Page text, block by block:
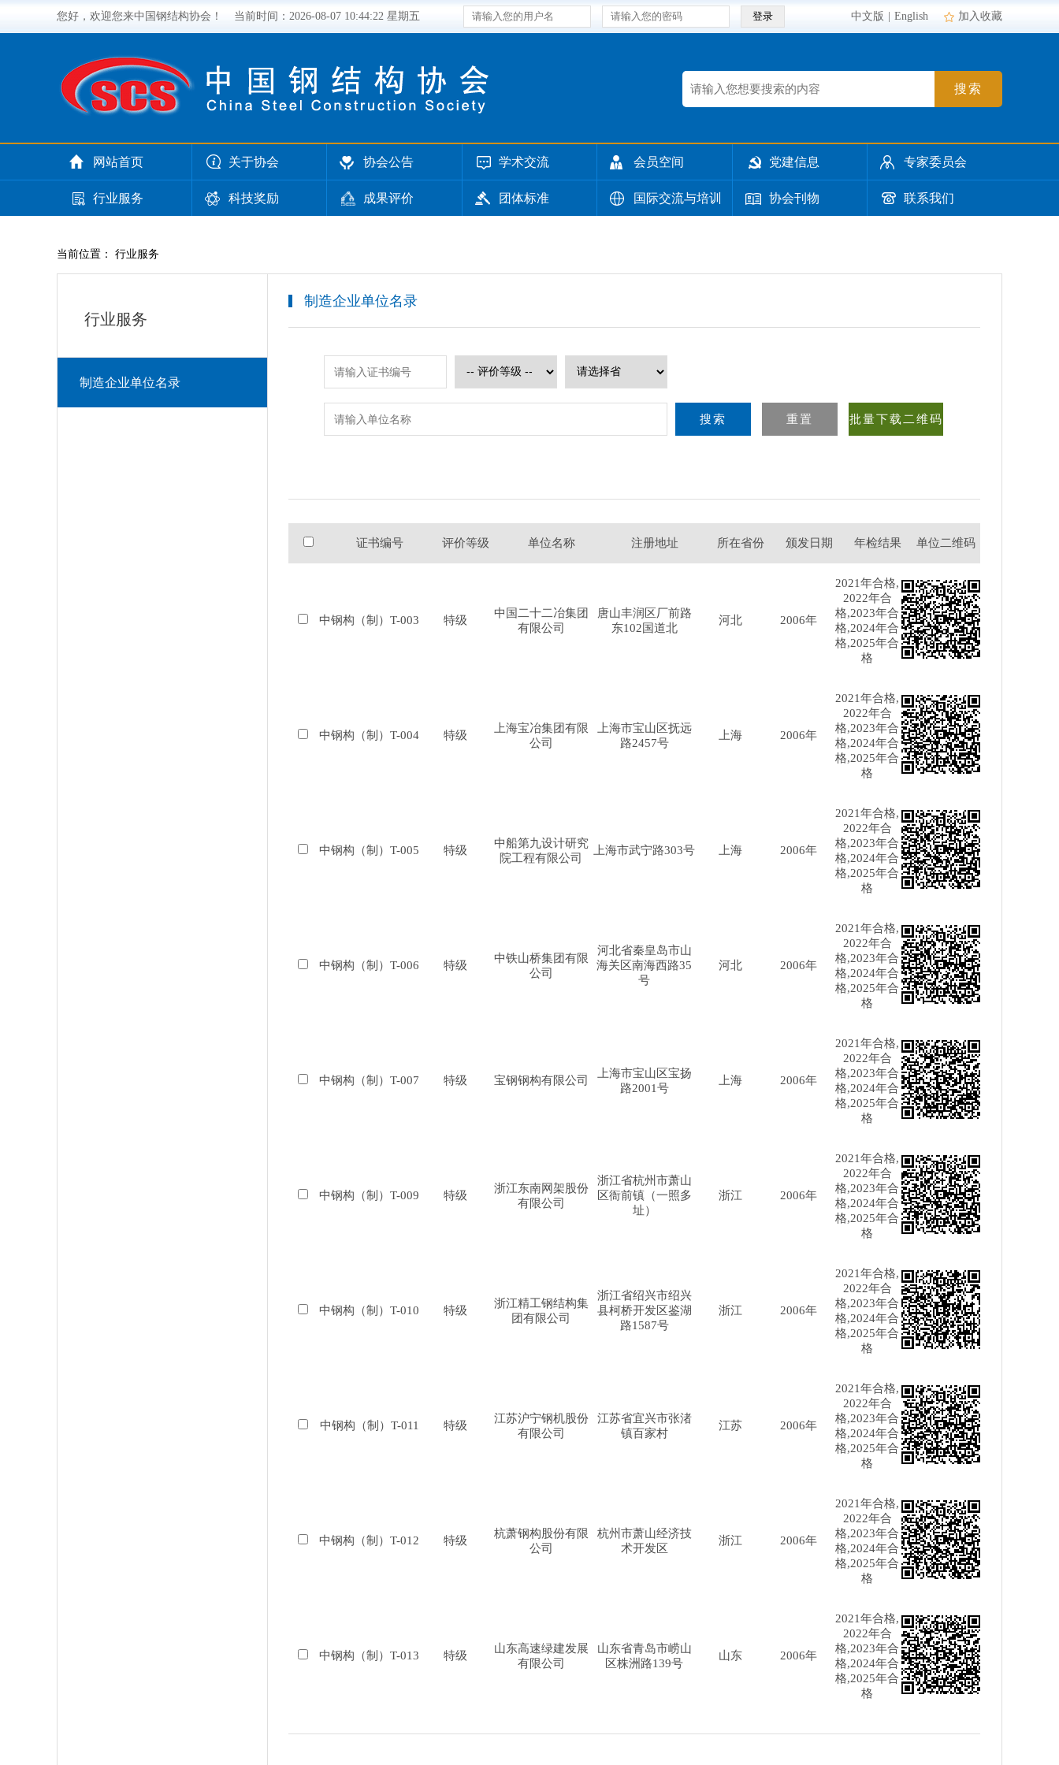
您好，欢迎您来中国钢结构协会！ 当前时间： 2026-08-07 10:44:23 星期五 登录 中文版 English 加入收藏
搜索
网站首页 关于协会 协会公告 学术交流 会员空间 党建信息 专家委员会
行业服务 科技奖励 成果评价 团体标准 国际交流与培训 协会刊物 联系我们
当前位置： 行业服务
行业服务
制造企业单位名录
制造企业单位名录
证书编号 评价等级 单位名称 注册地址 所在省份 颁发日期 年检结果 单位二维码
中钢构（制）T-003 特级
中国二十二冶集团
有限公司
唐山丰润区厂前路
东102国道北
河北 2006年
2021年合格,
2022年合
格,2023年合
格,2024年合
格,2025年合
格
中钢构（制）T-004 特级
上海宝冶集团有限
公司
上海市宝山区抚远
路2457号
上海 2006年
2021年合格,
2022年合
格,2023年合
格,2024年合
格,2025年合
格
中钢构（制）T-005 特级
中船第九设计研究
院工程有限公司
上海市武宁路303号 上海 2006年
2021年合格,
2022年合
格,2023年合
格,2024年合
格,2025年合
格
中钢构（制）T-006 特级
中铁山桥集团有限
公司
河北省秦皇岛市山
海关区南海西路35
号
河北 2006年
2021年合格,
2022年合
格,2023年合
格,2024年合
格,2025年合
格
中钢构（制）T-007 特级 宝钢钢构有限公司
上海市宝山区宝扬
路2001号
上海 2006年
2021年合格,
2022年合
格,2023年合
格,2024年合
格,2025年合
格
中钢构（制）T-009 特级
浙江东南网架股份
有限公司
浙江省杭州市萧山
区衙前镇（一照多
址）
浙江 2006年
2021年合格,
2022年合
格,2023年合
格,2024年合
格,2025年合
格
中钢构（制）T-010 特级
浙江精工钢结构集
团有限公司
浙江省绍兴市绍兴
县柯桥开发区鉴湖
路1587号
浙江 2006年
2021年合格,
2022年合
格,2023年合
格,2024年合
格,2025年合
格
中钢构（制）T-011 特级
江苏沪宁钢机股份
有限公司
江苏省宜兴市张渚
镇百家村
江苏 2006年
2021年合格,
2022年合
格,2023年合
格,2024年合
格,2025年合
格
中钢构（制）T-012 特级
杭萧钢构股份有限
公司
杭州市萧山经济技
术开发区
浙江 2006年
2021年合格,
2022年合
格,2023年合
格,2024年合
格,2025年合
格
中钢构（制）T-013 特级
山东高速绿建发展
有限公司
山东省青岛市崂山
区株洲路139号
山东 2006年
2021年合格,
2022年合
格,2023年合
格,2024年合
格,2025年合
格